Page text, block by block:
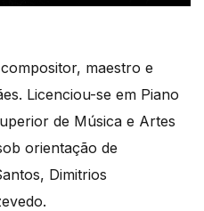
maestro e
Licenciou-se em Piano
de Música e Artes
orientação de
Dimitrios